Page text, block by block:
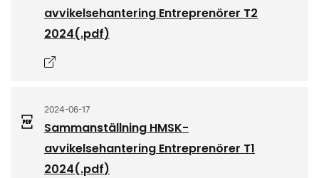
avvikelsehantering Entreprenörer T2
2024(.pdf)
2024-06-17
Sammanställning HMSK-
avvikelsehantering Entreprenörer T1
2024(.pdf)